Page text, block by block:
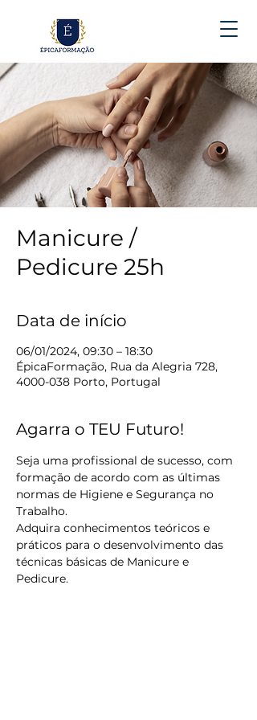
Manicure /
Pedicure 25h
Data de início
06/01/2024, 09:30 – 18:30
ÉpicaFormação, Rua da Alegria 728,
4000-038 Porto, Portugal
Agarra o TEU Futuro!
Seja uma profissional de sucesso, com
formação de acordo com as últimas
normas de Higiene e Segurança no
Trabalho.
​Adquira conhecimentos teóricos e
práticos para o desenvolvimento das
técnicas básicas de Manicure e
Pedicure.